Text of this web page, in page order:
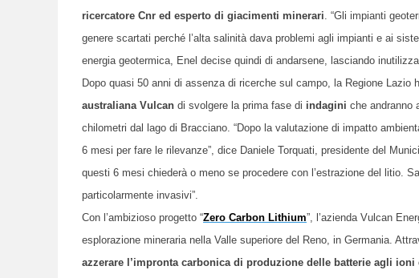
ricercatore Cnr ed esperto di giacimenti minerari. “Gli impianti
genere scartati perché l’alta salinità dava problemi agli impianti e ai
energia geotermica, Enel decise quindi di andarsene, lasciando
Dopo quasi 50 anni di assenza di ricerche sul campo, la Regione Lazio
australiana Vulcan di svolgere la prima fase di indagini che andranno
chilometri dal lago di Bracciano. “Dopo la valutazione di impatto
6 mesi per fare le rilevanze”, dice Daniele Torquati, presidente del
questi 6 mesi chiederà o meno se procedere con l’estrazione del litio.
particolarmente invasivi”.
Con l’ambizioso progetto “Zero Carbon Lithium”, l’azienda Vulcan
esplorazione mineraria nella Valle superiore del Reno, in Germania.
azzerare l’impronta carbonica di produzione delle batterie agli